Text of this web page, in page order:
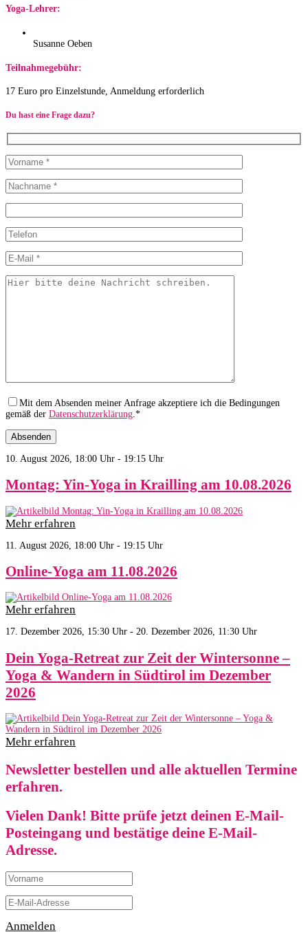
Yoga-Lehrer:
Susanne Oeben
Teilnahmegebühr:
17 Euro pro Einzelstunde, Anmeldung erforderlich
Du hast eine Frage dazu?
Mit dem Absenden meiner Anfrage akzeptiere ich die Bedingungen
gemäß der Datenschutzerklärung .*
10. August 2026, 18:00 Uhr - 19:15 Uhr
Montag: Yin-Yoga in Krailling am 10.08.2026
Mehr erfahren
11. August 2026, 18:00 Uhr - 19:15 Uhr
Online-Yoga am 11.08.2026
Mehr erfahren
17. Dezember 2026, 15:30 Uhr - 20. Dezember 2026, 11:30 Uhr
Dein Yoga-Retreat zur Zeit der Wintersonne –
Yoga & Wandern in Südtirol im Dezember
2026
Mehr erfahren
Newsletter bestellen und alle aktuellen Termine
erfahren.
Vielen Dank! Bitte prüfe jetzt deinen E-Mail-
Posteingang und bestätige deine E-Mail-
Adresse.
Anmelden